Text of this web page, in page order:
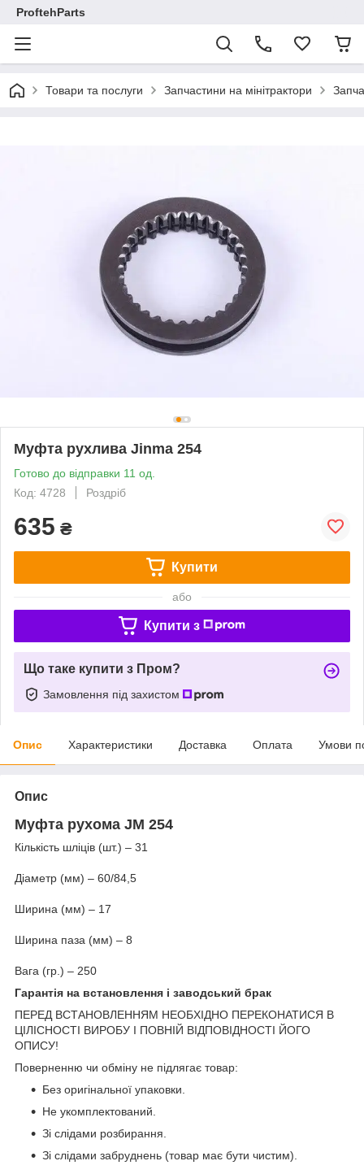
ProftehParts
Товари та послуги Запчастини на мінітрактори
Муфта рухлива Jinma 254
Готово до відправки 11 од.
Код: 4728
Роздріб
635 ₴
Купити
або
Купити з
Що таке купити з Пром?
Замовлення під захистом
Опис Характеристики Доставка Оплата Умови
Опис
Муфта рухома JM 254
Кількість шліців (шт.) – 31
Діаметр (мм) – 60/84,5
Ширина (мм) – 17
Ширина паза (мм) – 8
Вага (гр.) – 250
Гарантія на встановлення і заводський брак
ПЕРЕД ВСТАНОВЛЕННЯМ НЕОБХІДНО ПЕРЕКОНАТИСЯ В
ЦІЛІСНОСТІ ВИРОБУ І ПОВНІЙ ВІДПОВІДНОСТІ ЙОГО
ОПИСУ!
Поверненню чи обміну не підлягає товар:
Без оригінальної упаковки.
Не укомплектований.
Зі слідами розбирання.
Зі слідами забруднень (товар має бути чистим).